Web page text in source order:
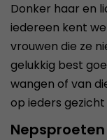
Donker haar en
iedereen kent
vrouwen die ze
gelukkig best
wangen of van
op ieders